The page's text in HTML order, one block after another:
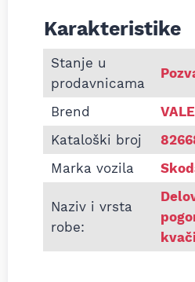
Informacije o Set
Karakteristike
Stanje u
prodavnicama
Brend
Kataloški broj
Marka vozila
Naziv i vrsta
robe: